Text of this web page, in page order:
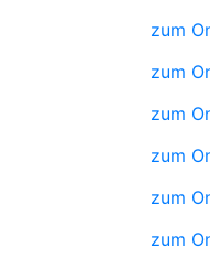
zum
zum
zum
zum
zum
zum